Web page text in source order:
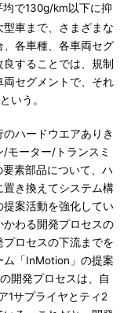
均で130g/km以下に抑
車まで、さまざまな
各車種、各車両セグ
することでは、規制
セグメントで、それ
いう。
ハードウエアありき
モーター/トランスミ
素部品について、ハ
き換えてシステム構
案活動を強化してい
わる開発プロセスの
ロセスの下流までを
ム「InMotion」の提案
開発プロセスは、自
1サプライヤとティ2